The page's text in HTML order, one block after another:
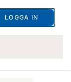
LOGGA IN